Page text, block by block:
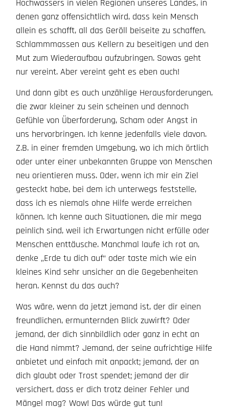
Hochwassers in vielen Regionen unseres Landes, in
denen ganz offensichtlich wird, dass kein Mensch
allein es schafft, all das Geröll beiseite zu schaffen,
Schlammmassen aus Kellern zu beseitigen und den
Mut zum Wiederaufbau aufzubringen. Sowas geht
nur vereint. Aber vereint geht es eben auch!
Und dann gibt es auch unzählige Herausforderungen,
die zwar kleiner zu sein scheinen und dennoch
Gefühle von Überforderung, Scham oder Angst in
uns hervorbringen. Ich kenne jedenfalls viele davon.
Z.B. in einer fremden Umgebung, wo ich mich örtlich
oder unter einer unbekannten Gruppe von Menschen
neu orientieren muss. Oder, wenn ich mir ein Ziel
gesteckt habe, bei dem ich unterwegs feststelle,
dass ich es niemals ohne Hilfe werde erreichen
können. Ich kenne auch Situationen, die mir mega
peinlich sind, weil ich Erwartungen nicht erfülle oder
Menschen enttäusche. Manchmal laufe ich rot an,
denke „Erde tu dich auf“ oder taste mich wie ein
kleines Kind sehr unsicher an die Gegebenheiten
heran. Kennst du das auch?
Was wäre, wenn da jetzt jemand ist, der dir einen
freundlichen, ermunternden Blick zuwirft? Oder
jemand, der dich sinnbildlich oder ganz in echt an
die Hand nimmt? Jemand, der seine aufrichtige Hilfe
anbietet und einfach mit anpackt; jemand, der an
dich glaubt oder Trost spendet; jemand der dir
versichert, dass er dich trotz deiner Fehler und
Mängel mag? Wow! Das würde gut tun!